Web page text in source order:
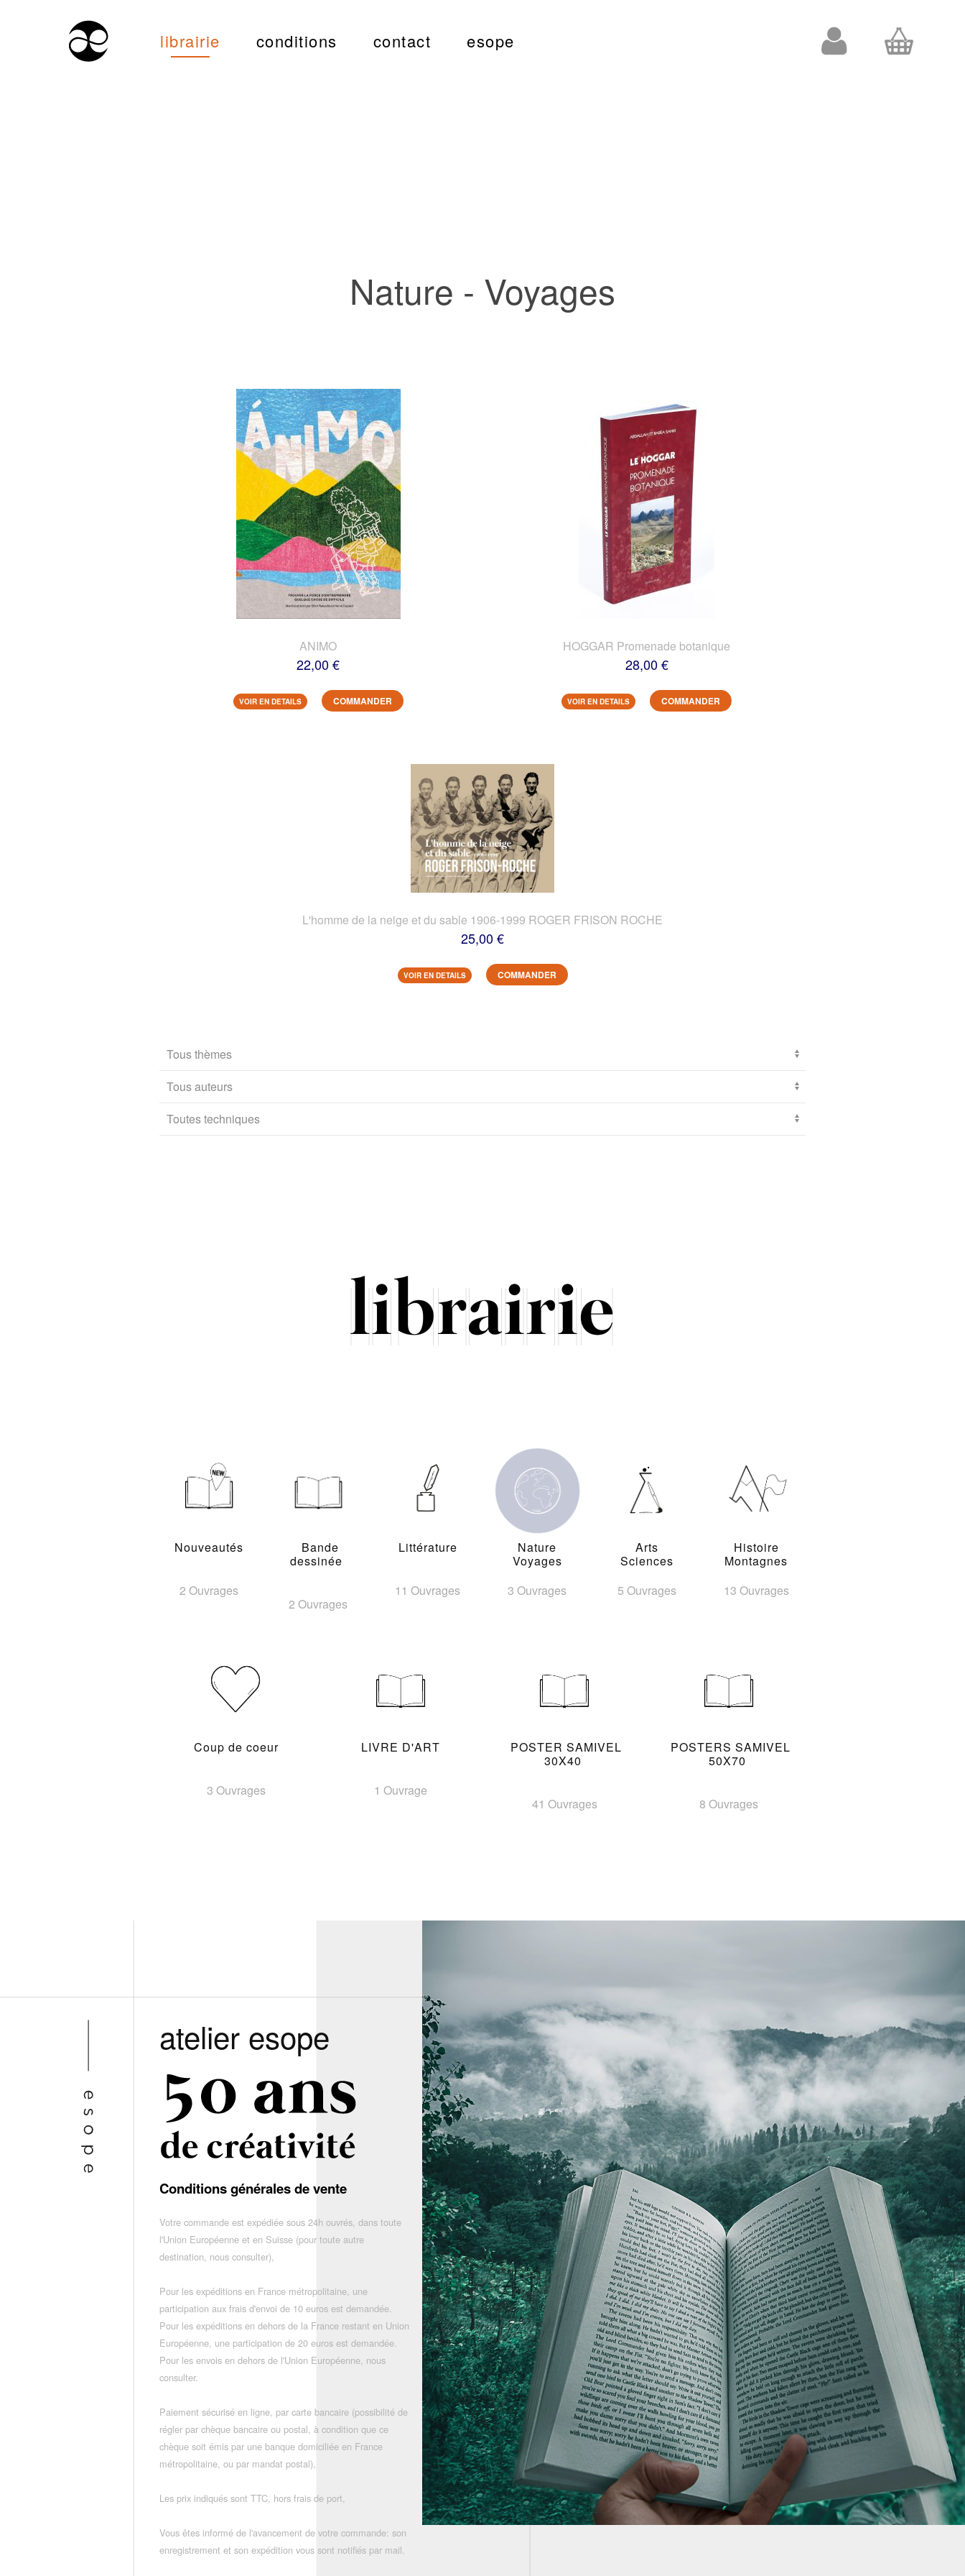
librairie conditions contact esope
Nature - Voyages
ANIMO
22,00 €
VOIR EN DETAILS COMMANDER
HOGGAR Promenade botanique
28,00 €
VOIR EN DETAILS COMMANDER
L'homme de la neige et du sable 1906-1999 ROGER FRISON ROCHE
25,00 €
VOIR EN DETAILS COMMANDER
Nouveautés
2 Ouvrages
Bande
dessinée
2 Ouvrages
Littérature
11 Ouvrages
Nature
Voyages
3 Ouvrages
Arts
Sciences
5 Ouvrages
Histoire
Montagnes
13 Ouvrages
Coup de coeur
3 Ouvrages
LIVRE D'ART
1 Ouvrage
POSTER SAMIVEL
30X40
41 Ouvrages
POSTERS SAMIVEL
50X70
8 Ouvrages
atelier esope
Conditions générales de vente
Votre commande est expédiée sous 24h ouvrés, dans toute
l'Union Européenne et en Suisse (pour toute autre
destination, nous consulter),
Pour les expéditions en France métropolitaine, une
participation aux frais d'envoi de 10 euros est demandée.
Pour les expéditions en dehors de la France restant en Union
Européenne, une participation de 20 euros est demandée.
Pour les envois en dehors de l'Union Européenne, nous
consulter.
Paiement sécurisé en ligne, par carte bancaire (possibilité de
régler par chèque bancaire ou postal, à condition que ce
chèque soit émis par une banque domiciliée en France
métropolitaine, ou par mandat postal),
Les prix indiqués sont TTC, hors frais de port,
Vous êtes informé de l'avancement de votre commande: son
enregistrement et son expédition vous sont notifiés par mail.